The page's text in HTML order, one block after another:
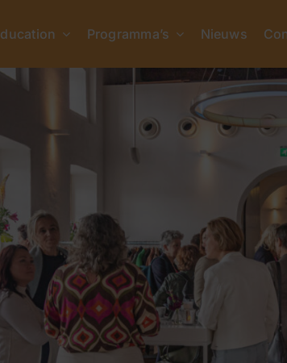
Programma’s Nieuws